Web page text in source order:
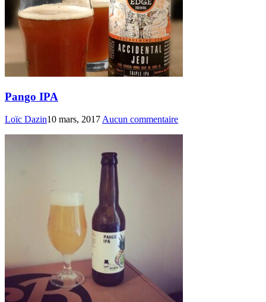
Pango IPA
Loïc Dazin10 mars, 2017 Aucun commentaire